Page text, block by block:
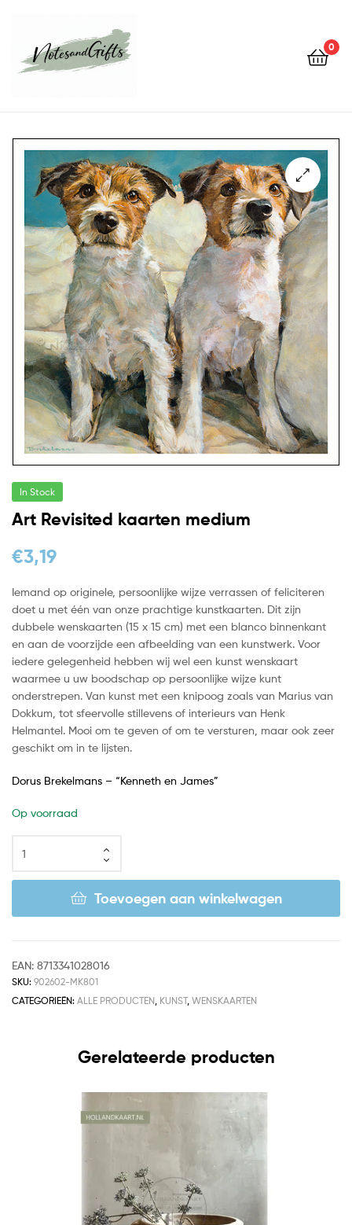
0
In Stock
Art Revisited kaarten medium
€3,19
Iemand op originele, persoonlijke wijze verrassen of feliciteren
doet u met één van onze prachtige kunstkaarten. Dit zijn
dubbele wenskaarten (15 x 15 cm) met een blanco binnenkant
en aan de voorzijde een afbeelding van een kunstwerk. Voor
iedere gelegenheid hebben wij wel een kunst wenskaart
waarmee u uw boodschap op persoonlijke wijze kunt
onderstrepen. Van kunst met een knipoog zoals van Marius van
Dokkum, tot sfeervolle stillevens of interieurs van Henk
Helmantel. Mooi om te geven of om te versturen, maar ook zeer
geschikt om in te lijsten.
Dorus Brekelmans – “Kenneth en James”
Op voorraad
Toevoegen aan winkelwagen
EAN: 8713341028016
SKU: 902602-MK801
CATEGORIEËN: ALLE PRODUCTEN, KUNST, WENSKAARTEN
Gerelateerde producten